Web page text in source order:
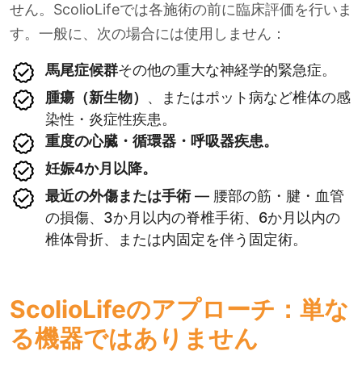
せん。ScolioLifeでは各施術の前に臨床評価を行いま
す。一般に、次の場合には使用しません：
馬尾症候群その他の重大な神経学的緊急症。
腫瘍（新生物） 、またはポット病など椎体の感
染性・炎症性疾患。
重度の心臓・循環器・呼吸器疾患。
妊娠4か月以降。
最近の外傷または手術— 腰部の筋・腱・血管
の損傷、3か月以内の脊椎手術、6か月以内の
椎体骨折、または内固定を伴う固定術。
ScolioLifeのアプローチ：単な
る機器ではありません